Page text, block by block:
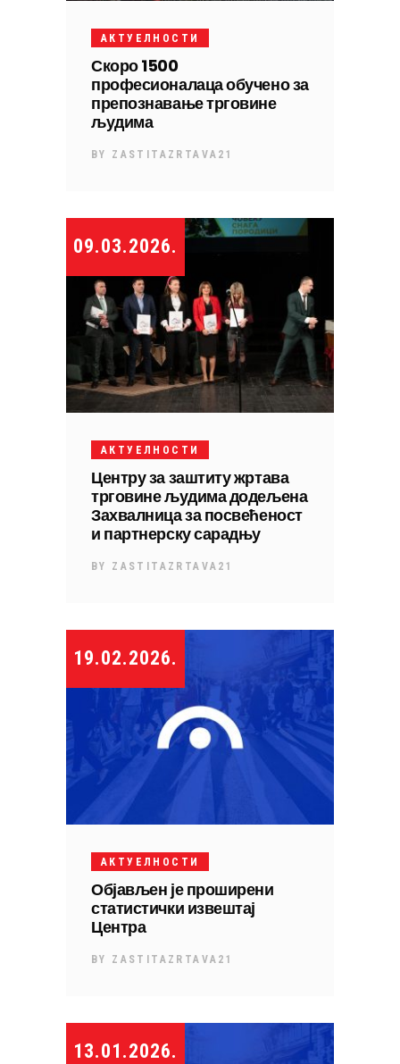
АКТУЕЛНОСТИ
Скоро 1500
професионалаца обучено за
препознавање трговине
људима
BY ZASTITAZRTAVA21
09.03.2026.
АКТУЕЛНОСТИ
Центру за заштиту жртава
трговине људима додељена
Захвалница за посвећеност
и партнерску сарадњу
BY ZASTITAZRTAVA21
19.02.2026.
АКТУЕЛНОСТИ
Објављен је проширени
статистички извештај
Центра
BY ZASTITAZRTAVA21
13.01.2026.